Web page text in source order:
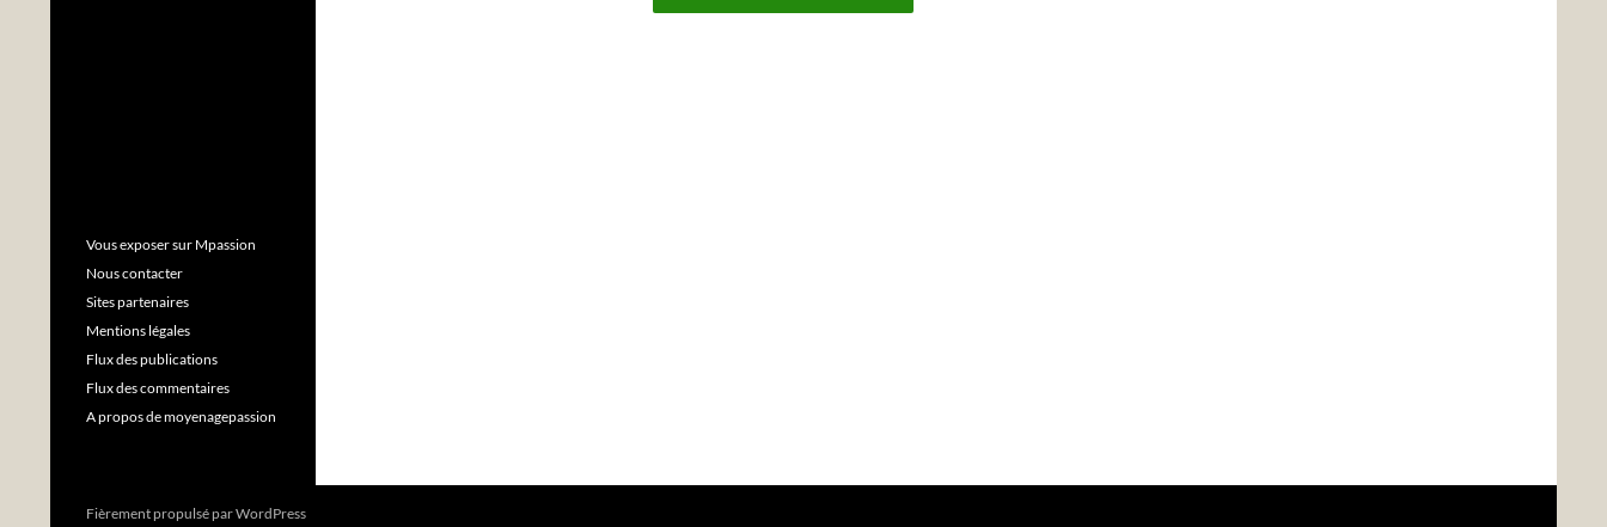
Vous exposer sur Mpassion
Nous contacter
Sites partenaires
Mentions légales
Flux des publications
Flux des commentaires
A propos de moyenagepassion
Fièrement propulsé par WordPress